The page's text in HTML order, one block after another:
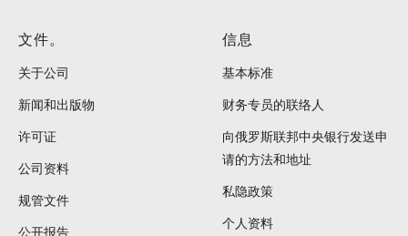
文件。
关于公司
新闻和出版物
许可证
公司资料
规管文件
公开报告
信息
基本标准
财务专员的联络人
向俄罗斯联邦中央银行发送申
请的方法和地址
私隐政策
个人资料